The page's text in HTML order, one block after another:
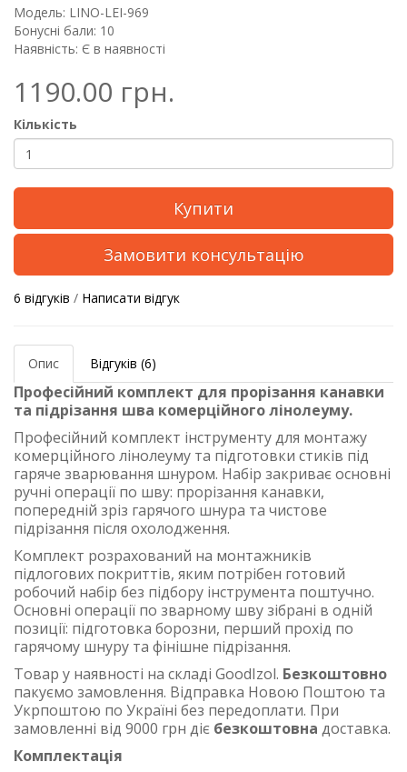
Модель: LINO-LEI-969
Бонусні бали: 10
Наявність: Є в наявності
1190.00 грн.
Кількість
Купити
Замовити консультацію
6 відгуків / Написати відгук
Опис Відгуків (6)
Професійний комплект для прорізання канавки
та підрізання шва комерційного лінолеуму.
Професійний комплект інструменту для монтажу
комерційного лінолеуму та підготовки стиків під
гаряче зварювання шнуром. Набір закриває основні
ручні операції по шву: прорізання канавки,
попередній зріз гарячого шнура та чистове
підрізання після охолодження.
Комплект розрахований на монтажників
підлогових покриттів, яким потрібен готовий
робочий набір без підбору інструмента поштучно.
Основні операції по зварному шву зібрані в одній
позиції: підготовка борозни, перший прохід по
гарячому шнуру та фінішне підрізання.
Товар у наявності на складі GoodIzol. Безкоштовно
пакуємо замовлення. Відправка Новою Поштою та
Укрпоштою по Україні без передоплати. При
замовленні від 9000 грн діє безкоштовна доставка.
Комплектація